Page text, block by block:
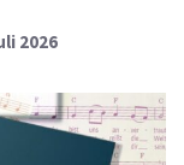
2026